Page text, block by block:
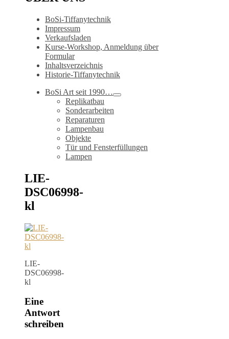
BoSi-Tiffanytechnik
Impressum
Verkaufsladen
Kurse-Workshop, Anmeldung über
Formular
Inhaltsverzeichnis
Historie-Tiffanytechnik
BoSi Art seit 1990…
Replikatbau
Sonderarbeiten
Reparaturen
Lampenbau
Objekte
Tür und Fensterfüllungen
Lampen
LIE-
DSC06998-
kl
LIE-
DSC06998-
kl
Eine
Antwort
schreiben